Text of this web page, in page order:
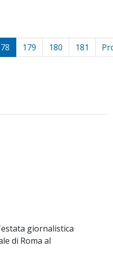
179 180 181
giornalistica
di Roma al